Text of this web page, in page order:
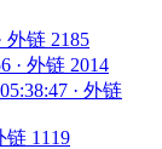
外链 2185
· 外链 2014
· 外链
链 1119